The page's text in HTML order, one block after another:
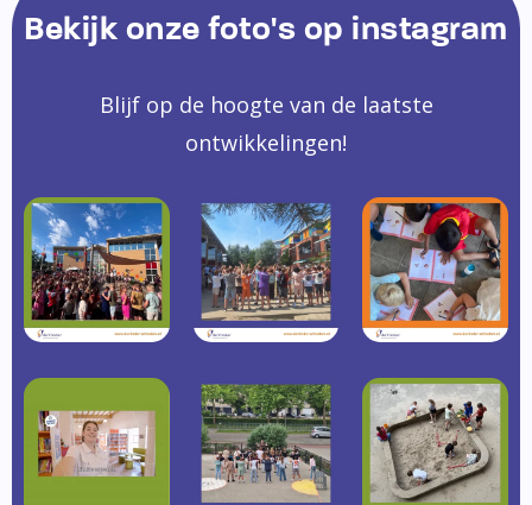
Bekijk onze foto's op instagram
Blijf op de hoogte van de laatste
ontwikkelingen!